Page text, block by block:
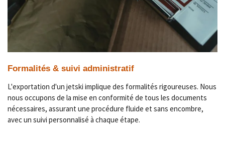
Formalités & suivi administratif
L'exportation d'un jetski implique des formalités rigoureuses. Nous
nous occupons de la mise en conformité de tous les documents
nécessaires, assurant une procédure fluide et sans encombre,
avec un suivi personnalisé à chaque étape.